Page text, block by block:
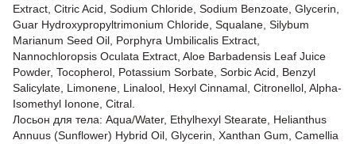
Extract, Citric Acid, Sodium Chloride, Sodium Benzoate, Glycerin,
Guar Hydroxypropyltrimonium Chloride, Squalane, Silybum
Marianum Seed Oil, Porphyra Umbilicalis Extract,
Nannochloropsis Oculata Extract, Aloe Barbadensis Leaf Juice
Powder, Tocopherol, Potassium Sorbate, Sorbic Acid, Benzyl
Salicylate, Limonene, Linalool, Hexyl Cinnamal, Citronellol, Alpha-
Isomethyl Ionone, Citral.
Лосьон для тела: Aqua/Water, Ethylhexyl Stearate, Helianthus
Annuus (Sunflower) Hybrid Oil, Glycerin, Xanthan Gum, Camellia